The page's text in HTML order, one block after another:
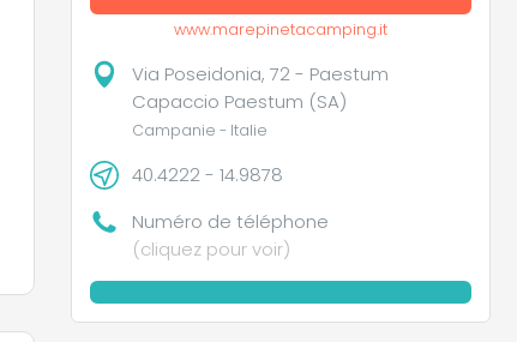
www.marepinetacamping.it
Via Poseidonia, 72 - Paestum
Capaccio Paestum (SA)
Campanie - Italie
40.4222 - 14.9878
Numéro de téléphone
(cliquez pour voir)